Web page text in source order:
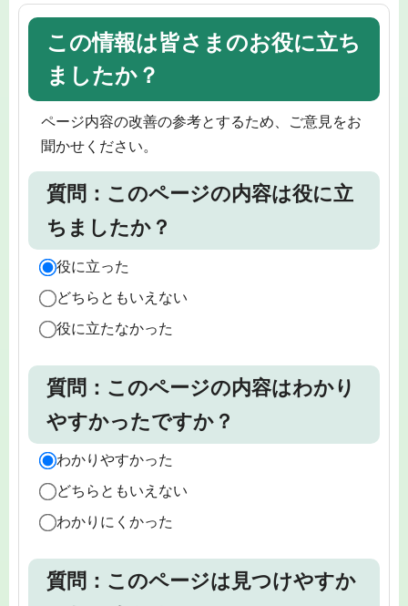
この情報は皆さまのお役に立ち
ましたか？
ページ内容の改善の参考とするため、ご意見をお
聞かせください。
質問：このページの内容は役に立
ちましたか？
役に立った
どちらともいえない
役に立たなかった
質問：このページの内容はわかり
やすかったですか？
わかりやすかった
どちらともいえない
わかりにくかった
質問：このページは見つけやすか